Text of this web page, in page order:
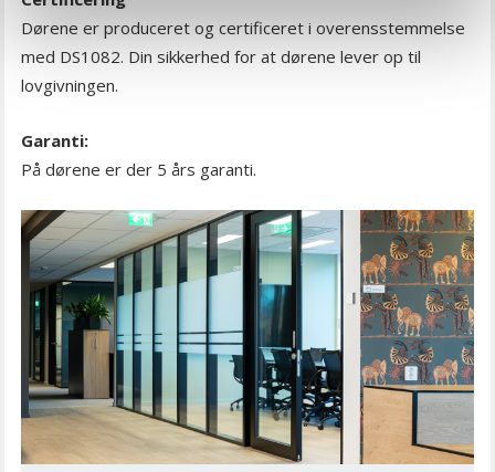
Dørene er produceret og certificeret i overensstemmelse
med DS1082. Din sikkerhed for at dørene lever op til
lovgivningen.
Garanti:
På dørene er der 5 års garanti.